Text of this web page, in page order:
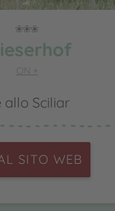
CIN +
allo Sciliar
SITO WEB